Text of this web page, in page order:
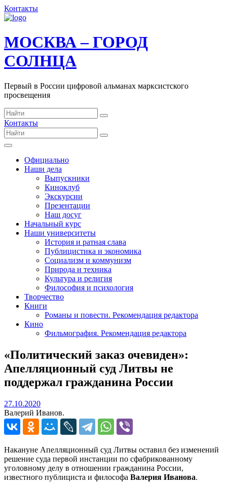
Контакты
МОСКВА – ГОРОД
СОЛНЦА
Первый в России цифровой альманах марксистского
просвещения
Контакты
Официально
Наши дела
Выпускники
Киноклуб
Экскурсии
Презентации
Наш досуг
Начальный курс
Наши университеты
История и ратная слава
Публицистика и экономика
Социализм и коммунизм
Природа и техника
Культура и религия
Философия и психология
Творчество
Книги
Романы и повести. Рекомендация редактора
Кино
Фильмография. Рекомендация редактора
«Политический заказ очевиден»:
Апелляционный суд Литвы не
поддержал гражданина России
27.10.202027.10.2020
Валерий Иванов.
Накануне Апелляционный суд Литвы оставил без изменений
решение суда первой инстанции по сфабрикованному
уголовному делу в отношении гражданина России,
известного публициста и философа Валерия Иванова.